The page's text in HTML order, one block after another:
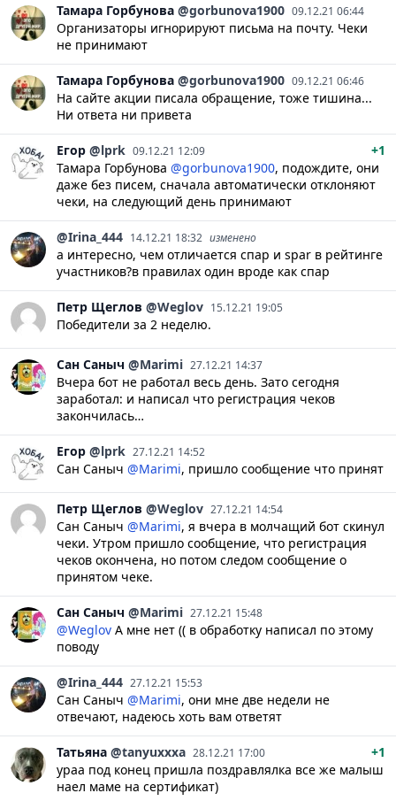
Тамара Горбунова @gorbunova1900 09.12.21 06:44
Организаторы игнорируют письма на почту. Чеки
не принимают
Тамара Горбунова @gorbunova1900 09.12.21 06:46
На сайте акции писала обращение, тоже тишина...
Ни ответа ни привета
Егор @lprk 09.12.21 12:09
+1
Тамара Горбунова @gorbunova1900, подождите, они
даже без писем, сначала автоматически отклоняют
чеки, на следующий день принимают
@Irina_444 14.12.21 18:32 изменено
а интересно, чем отличается спар и spar в рейтинге
участников?в правилах один вроде как спар
Петр Щеглов @Weglov 15.12.21 19:05
Победители за 2 неделю.
Сан Саныч @Marimi 27.12.21 14:37
Вчера бот не работал весь день. Зато сегодня
заработал: и написал что регистрация чеков
закончилась…
Егор @lprk 27.12.21 14:52
Сан Саныч @Marimi, пришло сообщение что принят
Петр Щеглов @Weglov 27.12.21 14:54
Сан Саныч @Marimi, я вчера в молчащий бот скинул
чеки. Утром пришло сообщение, что регистрация
чеков окончена, но потом следом сообщение о
принятом чеке.
Сан Саныч @Marimi 27.12.21 15:48
@Weglov А мне нет (( в обработку написал по этому
поводу
@Irina_444 27.12.21 15:53
Сан Саныч @Marimi, они мне две недели не
отвечают, надеюсь хоть вам ответят
Татьяна @tanyuxxxa 28.12.21 17:00
+1
ураа под конец пришла поздравлялка все же малыш
наел маме на сертификат)